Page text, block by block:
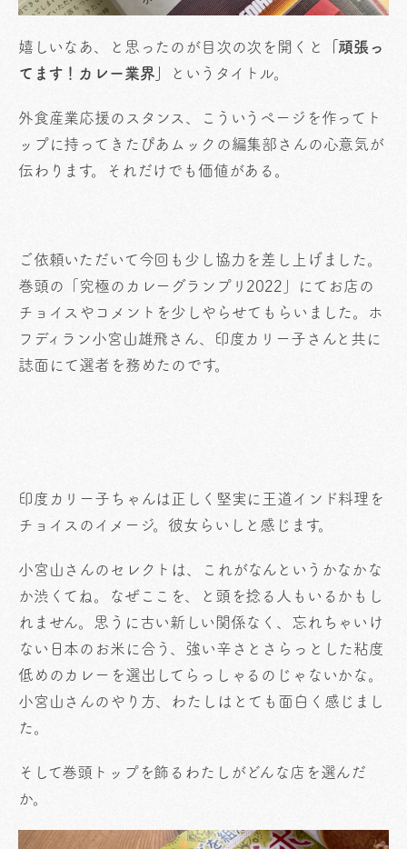
嬉しいなあ、と思ったのが目次の次を開くと
「頑張っ
てます！カレー業界」
というタイトル。
外食産業応援のスタンス、こういうページを作ってト
ップに持ってきたぴあムックの編集部さんの心意気が
伝わります。それだけでも価値がある。
ご依頼いただいて今回も少し協力を差し上げました。
巻頭の「究極のカレーグランプリ2022」にてお店の
チョイスやコメントを少しやらせてもらいました。ホ
フディラン小宮山雄飛さん、印度カリー子さんと共に
誌面にて選者を務めたのです。
印度カリー子ちゃんは正しく堅実に王道インド料理を
チョイスのイメージ。彼女らいしと感じます。
小宮山さんのセレクトは、これがなんというかなかな
か渋くてね。なぜここを、と頭を捻る人もいるかもし
れません。思うに古い新しい関係なく、忘れちゃいけ
ない日本のお米に合う、強い辛さとさらっとした粘度
低めのカレーを選出してらっしゃるのじゃないかな。
小宮山さんのやり方、わたしはとても面白く感じまし
た。
そして巻頭トップを飾るわたしがどんな店を選んだ
か。